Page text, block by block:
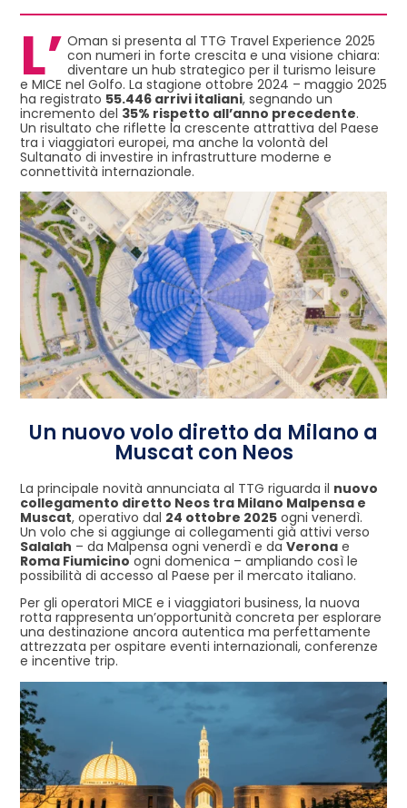
L’ Oman si presenta al TTG Travel Experience 2025
con numeri in forte crescita e una visione chiara:
diventare un hub strategico per il turismo leisure
e MICE nel Golfo. La stagione ottobre 2024 – maggio 2025
ha registrato 55.446 arrivi italiani, segnando un
incremento del 35% rispetto all’anno precedente.
Un risultato che riflette la crescente attrattiva del Paese
tra i viaggiatori europei, ma anche la volontà del
Sultanato di investire in infrastrutture moderne e
connettività internazionale.
Un nuovo volo diretto da Milano a
Muscat con Neos
La principale novità annunciata al TTG riguarda il nuovo
collegamento diretto Neos tra Milano Malpensa e
Muscat, operativo dal 24 ottobre 2025 ogni venerdì.
Un volo che si aggiunge ai collegamenti già attivi verso
Salalah – da Malpensa ogni venerdì e daVerona e
Roma Fiumicinoogni domenica – ampliando così le
possibilità di accesso al Paese per il mercato italiano.
Per gli operatori MICE e i viaggiatori business, la nuova
rotta rappresenta un’opportunità concreta per esplorare
una destinazione ancora autentica ma perfettamente
attrezzata per ospitare eventi internazionali, conferenze
e incentive trip.